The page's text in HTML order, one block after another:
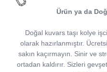
Ürün ya da
Doğal kuvars taşı kolye
olarak hazırlanmıştır.
sakın kaçırmayın. Sinir ve
ortadan kaldırır. Sizleri